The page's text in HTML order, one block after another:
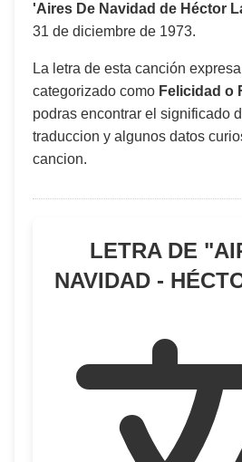
'Aires De Navidad de Héctor
31 de diciembre de 1973.
La letra de esta canción
categorizado como Felicidad o
podras encontrar el significado
traduccion y algunos datos
cancion.
LETRA DE "
NAVIDAD -